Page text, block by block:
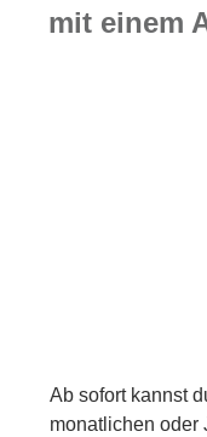
mit einem
Ab sofort kannst
monatlichen oder